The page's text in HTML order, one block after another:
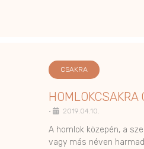
CSAKRA
HOMLOKCSAKRA
• 2019.04.10.
A homlok közepén, a
vagy más néven